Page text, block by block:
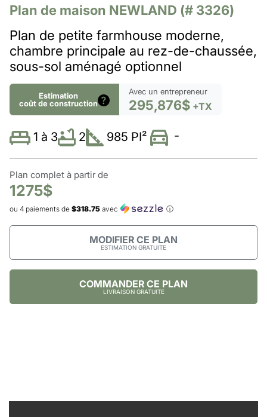
Plan de maison NEWLAND (# 3326)
Plan de petite farmhouse moderne,
chambre principale au rez-de-chaussée,
sous-sol aménagé optionnel
Estimation
coût de construction
Avec un entrepreneur
295,876$ +TX
1 à 3 2 985 PI² -
Plan complet à partir de
1275$
ou 4 paiements de $318.75 avec ⓘ
MODIFIER CE PLAN
ESTIMATION GRATUITE
COMMANDER CE PLAN
LIVRAISON GRATUITE